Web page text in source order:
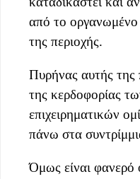
από το οργανωμένο
της περιοχής.
Πυρήνας αυτής της
της κερδοφορίας
επιχειρηματικών
πάνω στα
Όμως είναι φανερό